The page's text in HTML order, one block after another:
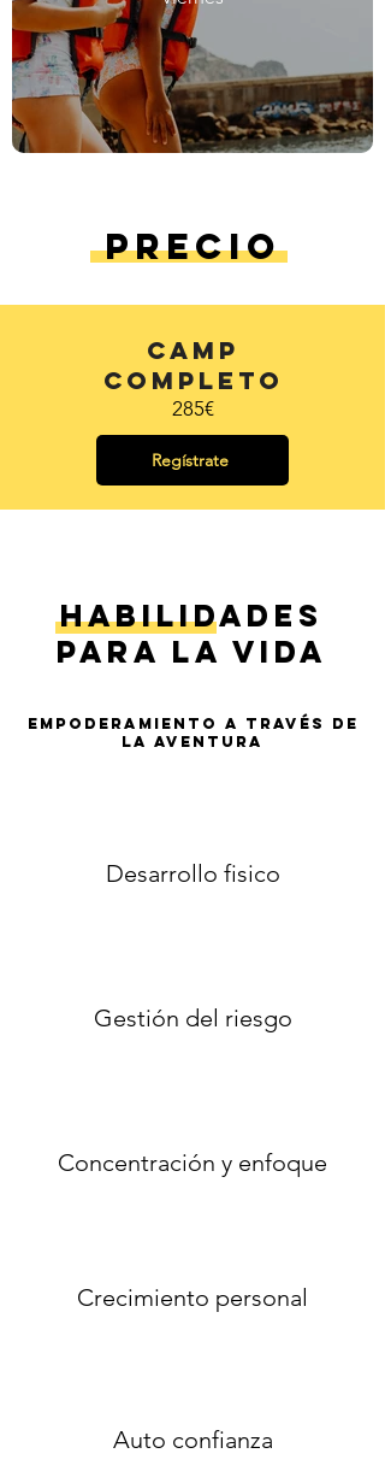
Precio
Camp
Completo
285€
Regístrate
Habilidades
para la vida
Empoderamiento a través de
la aventura
Desarrollo fisico
Gestión del riesgo
Concentración y enfoque
Crecimiento personal
Auto confianza